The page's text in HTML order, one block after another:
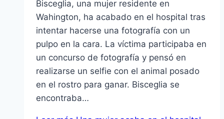
Bisceglia, una mujer residente en
Wahington, ha acabado en el hospital tras
intentar hacerse una fotografía con un
pulpo en la cara. La víctima participaba en
un concurso de fotografía y pensó en
realizarse un selfie con el animal posado
en el rostro para ganar. Bisceglia se
encontraba…